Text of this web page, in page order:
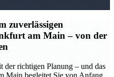
zuverlässigen
am Main – von der
der richtigen Planung – und das
Main begleitet Sie von Anfang